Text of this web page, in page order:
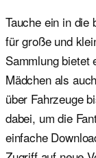
Tauche ein in die
für große und
Sammlung bietet
Mädchen als
über Fahrzeuge
dabei, um die
einfache